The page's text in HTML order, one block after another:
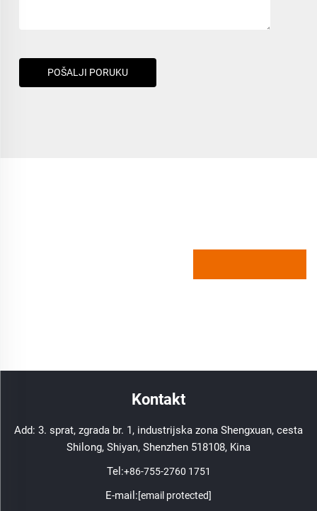
POŠALJI PORUKU
Kontakt
Add: 3. sprat, zgrada br. 1, industrijska zona Shengxuan, cesta
Shilong, Shiyan, Shenzhen 518108, Kina
Tel:+86-755-2760 1751
E-mail:[email protected]